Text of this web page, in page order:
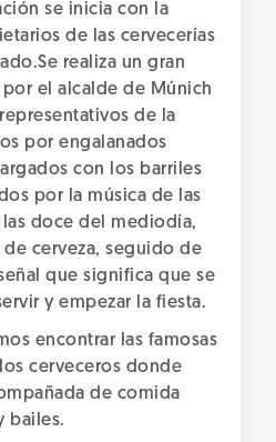
se inicia con la
de las cervecerías
realiza un gran
el alcalde de Múnich
de la
por engalanados
con los barriles
por la música de las
las doce del mediodía,
cerveza, seguido de
que significa que se
y empezar la fiesta.
encontrar las famosas
cerveceros donde
de comida
bailes.